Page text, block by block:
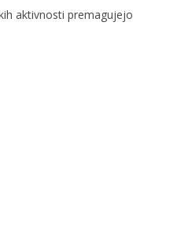
aktivnosti premagujejo